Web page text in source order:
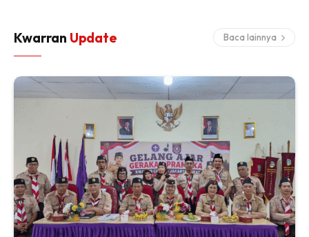
Kwarran Update Baca lainnya